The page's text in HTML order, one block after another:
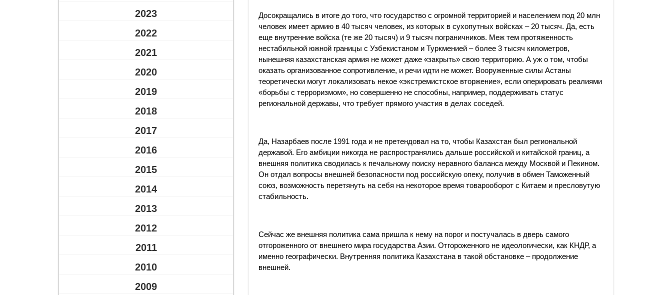
2023
2022
2021
2020
2019
2018
2017
2016
2015
2014
2013
2012
2011
2010
2009
Досокращались в итоге до того, что государство с огромной территорией и населением под 20 млн
человек имеет армию в 40 тысяч человек, из которых в сухопутных войсках – 20 тысяч. Да, есть
еще внутренние войска (те же 20 тысяч) и 9 тысяч пограничников. Меж тем протяженность
нестабильной южной границы с Узбекистаном и Туркменией – более 3 тысяч километров,
нынешняя казахстанская армия не может даже «закрыть» свою территорию. А уж о том, чтобы
оказать организованное сопротивление, и речи идти не может. Вооруженные силы Астаны
теоретически могут локализовать некое «экстремистское вторжение», если оперировать реалиями
«борьбы с терроризмом», но совершенно не способны, например, поддерживать статус
региональной державы, что требует прямого участия в делах соседей.
Да, Назарбаев после 1991 года и не претендовал на то, чтобы Казахстан был региональной
державой. Его амбиции никогда не распространялись дальше российской и китайской границ, а
внешняя политика сводилась к печальному поиску неравного баланса между Москвой и Пекином.
Он отдал вопросы внешней безопасности под российскую опеку, получив в обмен Таможенный
союз, возможность перетянуть на себя на некоторое время товарооборот с Китаем и пресловутую
стабильность.
Сейчас же внешняя политика сама пришла к нему на порог и постучалась в дверь самого
отгороженного от внешнего мира государства Азии. Отгороженного не идеологически, как КНДР, а
именно географически. Внутренняя политика Казахстана в такой обстановке – продолжение
внешней.